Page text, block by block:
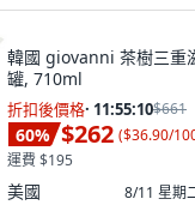
韓國 giovanni 茶樹三重
罐, 710ml
折扣後價格· 11:55:08$661
60% $262 ($36.90/
運費 $195
美國 8/11 星期